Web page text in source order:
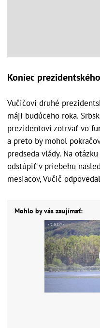
Koniec
Vučičovi druhé
máji budúceho roka.
prezidentovi zotrvať vo
a preto by mohol
predseda vlády. Na
odstúpiť v priebehu
mesiacov, Vučič
Mohlo by vás zaujímať: